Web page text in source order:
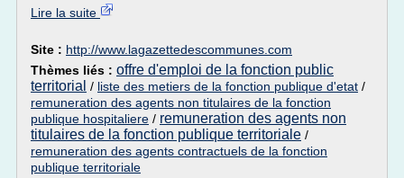
Lire la suite
Site : http://www.lagazettedescommunes.com
Thèmes liés : offre d'emploi de la fonction public
territorial / liste des metiers de la fonction publique d'etat /
remuneration des agents non titulaires de la fonction
publique hospitaliere / remuneration des agents non
titulaires de la fonction publique territoriale /
remuneration des agents contractuels de la fonction
publique territoriale